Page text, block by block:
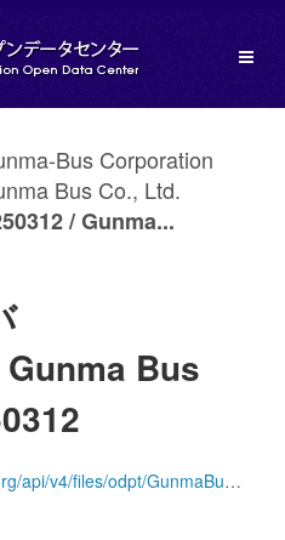
Bus Corporation
Bus Co., Ltd.
/ Gunma...
Bus
GunmaBus/AllLines.zip?date=20250312